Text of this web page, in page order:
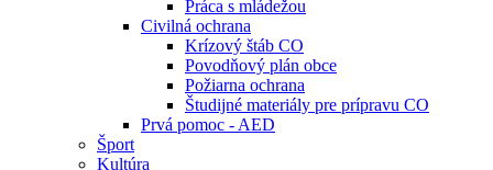
Práca s mládežou
Civilná ochrana
Krízový štáb CO
Povodňový plán obce
Požiarna ochrana
Študijné materiály pre prípravu CO
Prvá pomoc - AED
Šport
Kultúra